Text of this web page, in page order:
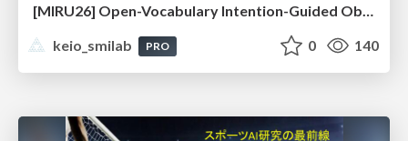
[MIRU26] Open-Vocabulary Intention-Guided Object Detection in Diverse Scenes
keio_smilab
PRO 0 140